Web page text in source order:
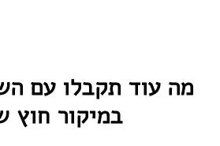
מה עוד תקבלו עם
במיקור חוץ